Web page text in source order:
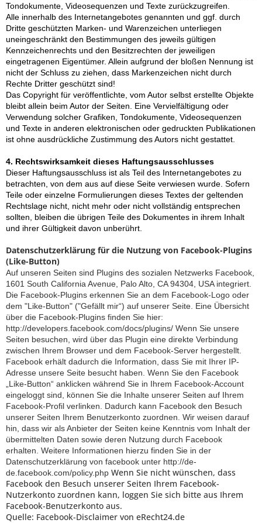
Tondokumente, Videosequenzen und Texte zurückzugreifen.
Alle innerhalb des Internetangebotes genannten und ggf. durch
Dritte geschützten Marken- und Warenzeichen unterliegen
uneingeschränkt den Bestimmungen des jeweils gültigen
Kennzeichenrechts und den Besitzrechten der jeweiligen
eingetragenen Eigentümer. Allein aufgrund der bloßen Nennung ist
nicht der Schluss zu ziehen, dass Markenzeichen nicht durch
Rechte Dritter geschützt sind!
Das Copyright für veröffentlichte, vom Autor selbst erstellte Objekte
bleibt allein beim Autor der Seiten. Eine Vervielfältigung oder
Verwendung solcher Grafiken, Tondokumente, Videosequenzen
und Texte in anderen elektronischen oder gedruckten Publikationen
ist ohne ausdrückliche Zustimmung des Autors nicht gestattet.
4. Rechtswirksamkeit dieses Haftungsausschlusses
Dieser Haftungsausschluss ist als Teil des Internetangebotes zu
betrachten, von dem aus auf diese Seite verwiesen wurde. Sofern
Teile oder einzelne Formulierungen dieses Textes der geltenden
Rechtslage nicht, nicht mehr oder nicht vollständig entsprechen
sollten, bleiben die übrigen Teile des Dokumentes in ihrem Inhalt
und ihrer Gültigkeit davon unberührt.
Datenschutzerklärung für die Nutzung von Facebook-Plugins
(Like-Button)
Auf unseren Seiten sind Plugins des sozialen Netzwerks Facebook,
1601 South California Avenue, Palo Alto, CA 94304, USA integriert.
Die Facebook-Plugins erkennen Sie an dem Facebook-Logo oder
dem "Like-Button" ("Gefällt mir“) auf unserer Seite. Eine Übersicht
über die Facebook-Plugins finden Sie hier:
http://developers.facebook.com/docs/plugins/ Wenn Sie unsere
Seiten besuchen, wird über das Plugin eine direkte Verbindung
zwischen Ihrem Browser und dem Facebook-Server hergestellt.
Facebook erhält dadurch die Information, dass Sie mit Ihrer IP-
Adresse unsere Seite besucht haben. Wenn Sie den Facebook
„Like-Button“ anklicken während Sie in Ihrem Facebook-Account
eingeloggt sind, können Sie die Inhalte unserer Seiten auf Ihrem
Facebook-Profil verlinken. Dadurch kann Facebook den Besuch
unserer Seiten Ihrem Benutzerkonto zuordnen. Wir weisen darauf
hin, dass wir als Anbieter der Seiten keine Kenntnis vom Inhalt der
übermittelten Daten sowie deren Nutzung durch Facebook
erhalten. Weitere Informationen hierzu finden Sie in der
Datenschutzerklärung von facebook unter http://de-
de.facebook.com/policy.php Wenn Sie nicht wünschen, dass
Facebook den Besuch unserer Seiten Ihrem Facebook-
Nutzerkonto zuordnen kann, loggen Sie sich bitte aus Ihrem
Facebook-Benutzerkonto aus.
Quelle: Facebook-Disclaimer von eRecht24.de